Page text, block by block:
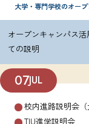
大学・専門学校のオー
オープンキャンパス
ての説明
07JUL
校内進路説明会（
TIU進学説明会